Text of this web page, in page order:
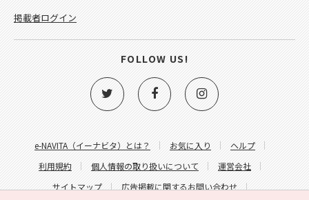
e-NAVITA（イーナビタ）とは？ お気に入り
ヘルプ
利用規約
個人情報の取り扱いについて
運営会社
サイトマップ
広告掲載に関するお問い合わせ
掲載者ログイン
FOLLOW US!